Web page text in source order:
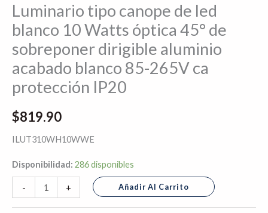
Luminario tipo canope de led
blanco 10 Watts óptica 45° de
sobreponer dirigible aluminio
acabado blanco 85-265V ca
protección IP20
$819.90
ILUT310WH10WWE
Disponibilidad: 286 disponibles
-
45°
de
sobreponer
dirigible
aluminio
acabado
85-
265V
protección
cantidad
+ Añadir Al Carrito